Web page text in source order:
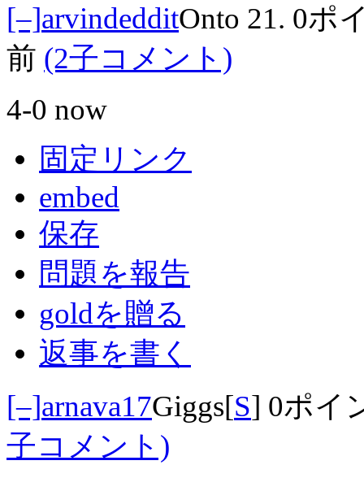
[–]arvindedditOnto 21. 0ポ
前 (2子コメント)
4-0 now
固定リンク
embed
保存
問題を報告
goldを贈る
返事を書く
[–]arnava17Giggs[S] 0ポイ
子コメント)